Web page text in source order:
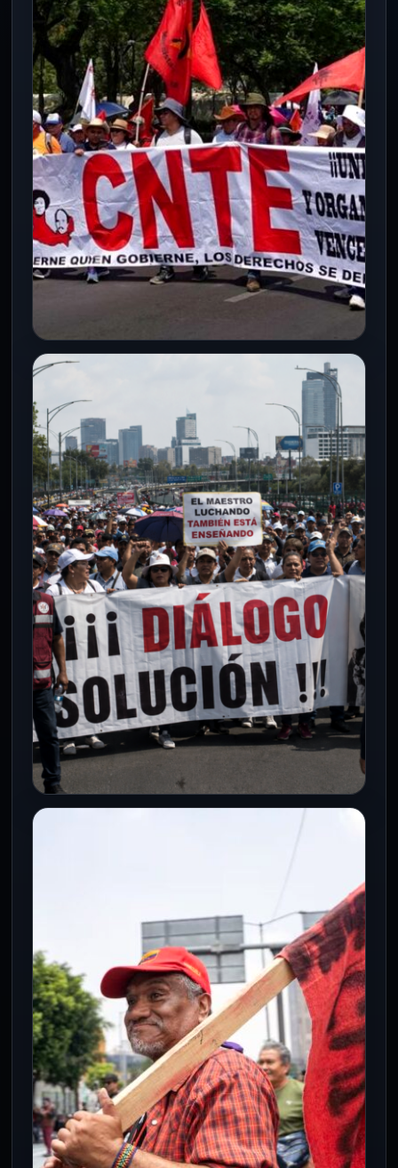
NACIONAL
CNTE se repliega sin victoria de
fondo: gana visibilidad, pero no
logra abrogar la Ley del ISSSTE
20 Jun 2026
La Sección 22 inicia repliegue en Oaxaca
y CDMX, pero mantiene vivas sus
exigencias sobre ISSSTE, pensiones y…
La CNTE anuncia intensificación de
protestas en puntos estratégicos de
CDMX ante el inicio de la Copa Mundial…